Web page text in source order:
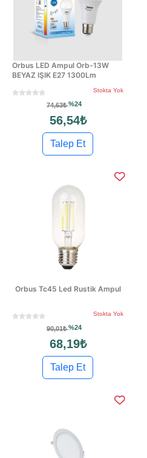
Orbus LED Ampul Orb-13W
BEYAZ IŞIK E27 1300Lm
Stokta Yok
74,63₺%24
56,54₺
Talep Et
Orbus Tc45 Led Rustik Ampul
Stokta Yok
90,01₺%24
68,19₺
Talep Et